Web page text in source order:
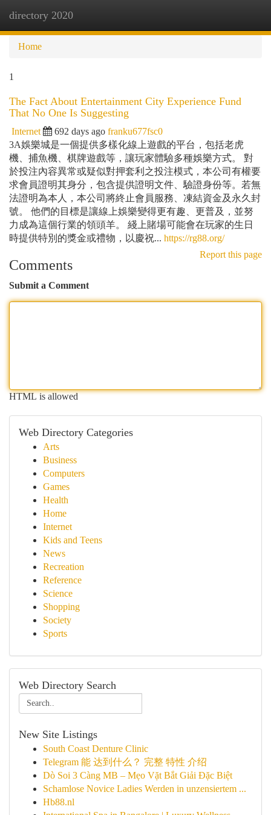
directory 2020
Home
1
The Fact About Entertainment City Experience Fund
That No One Is Suggesting
Internet 692 days ago franku677fsc0
3A娛樂城是一個提供多樣化線上遊戲的平台，包括老虎
機、捕魚機、棋牌遊戲等，讓玩家體驗多種娛樂方式。 對
於投注內容異常或疑似對押套利之投注模式，本公司有權要
求會員證明其身分，包含提供證明文件、驗證身份等。若無
法證明為本人，本公司將終止會員服務、凍結資金及永久封
號。 他們的目標是讓線上娛樂變得更有趣、更普及，並努
力成為這個行業的領頭羊。 綫上賭場可能會在玩家的生日
時提供特別的獎金或禮物，以慶祝... https://rg88.org/
Report this page
Comments
Submit a Comment
HTML is allowed
Web Directory Categories
Arts
Business
Computers
Games
Health
Home
Internet
Kids and Teens
News
Recreation
Reference
Science
Shopping
Society
Sports
Web Directory Search
New Site Listings
South Coast Denture Clinic
Telegram 能 达到什么？ 完整 特性 介绍
Dò Soi 3 Càng MB – Mẹo Vặt Bắt Giải Đặc Biệt
Schamlose Novice Ladies Werden in unzensiertem ...
Hb88.nl